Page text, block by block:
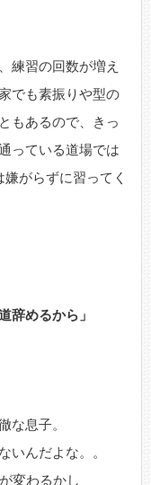
練習の回数が増え
でも素振りや型の
もあるので、きっ
っている道場では
がらずに習ってく
辞めるから」
な息子。
いんだよな。。
変わるかし